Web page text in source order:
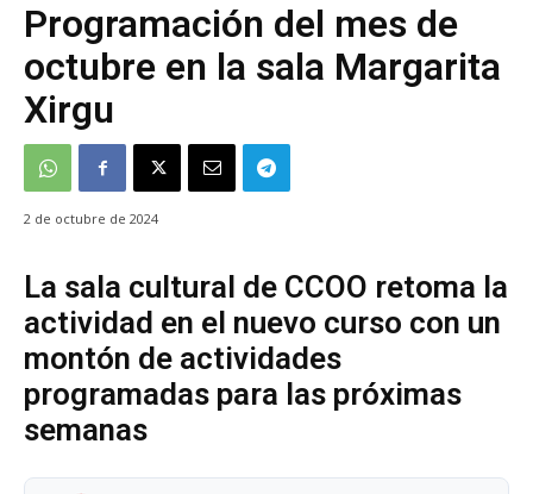
Programación del mes de
octubre en la sala Margarita
Xirgu
2 de octubre de 2024
La sala cultural de CCOO retoma la
actividad en el nuevo curso con un
montón de actividades
programadas para las próximas
semanas